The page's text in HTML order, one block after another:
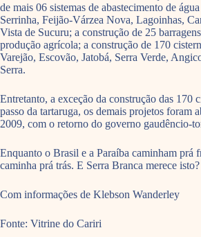
de mais 06 sistemas de abastecimento de
Serrinha, Feijão-Várzea Nova, Lagoinhas,
Vista de Sucuru; a construção de 25
produção agrícola; a construção de 170
Varejão, Escovão, Jatobá, Serra Verde,
Serra.
Entretanto, a exceção da construção das 170
passo da tartaruga, os demais projetos foram
2009, com o retorno do governo gaudêncio-
Enquanto o Brasil e a Paraíba caminham prá
caminha prá trás. E Serra Branca merece isto?
Com informações de Klebson Wanderley
Fonte: Vitrine do Cariri